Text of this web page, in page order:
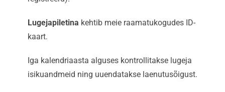
Lugejapiletina kehtib meie raamatukogudes ID-
kaart.
Iga kalendriaasta alguses kontrollitakse lugeja
isikuandmeid ning uuendatakse laenutusõigust.